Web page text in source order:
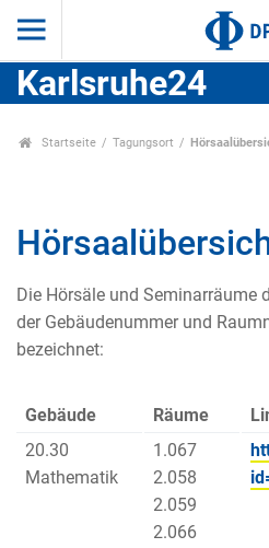
Karlsruhe24
Startseite Tagungsort
Die Hörsäle und Seminarräume
der Gebäudenummer und
bezeichnet:
Gebäude Räume
20.30
Mathematik
1.067
2.058
2.059
2.066